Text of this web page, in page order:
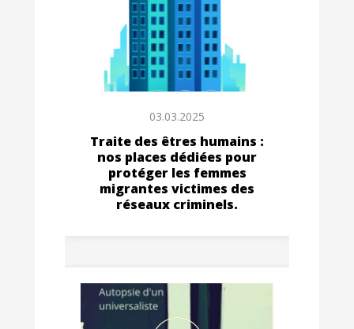
03.03.2025
Traite des êtres humains :
nos places dédiées pour
protéger les femmes
migrantes victimes des
réseaux criminels.